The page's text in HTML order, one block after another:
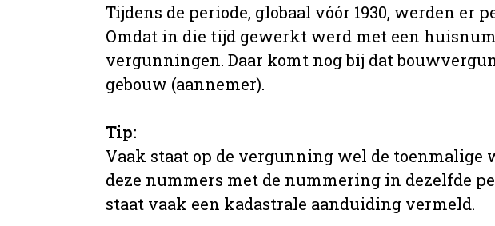
Tijdens de periode, globaal vóór 1930, werden
Omdat in die tijd gewerkt werd met een
vergunningen. Daar komt nog bij dat
gebouw (aannemer).
Tip:
Vaak staat op de vergunning wel de
deze nummers met de nummering in dezelfde
staat vaak een kadastrale aanduiding vermeld.